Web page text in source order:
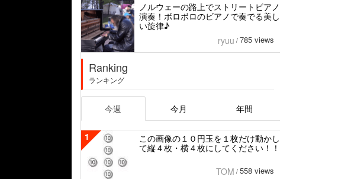
ノルウェーの路上でストリートビアノ
演奏！ボロボロのビアノで奏でる美し
い旋律♪
ryuu / 785 views
Ranking
ランキング
今週 今月 年間
1
この画像の１０円玉を１枚だけ動かし
て縦４枚・横４枚にしてください！！
TOM / 558 views